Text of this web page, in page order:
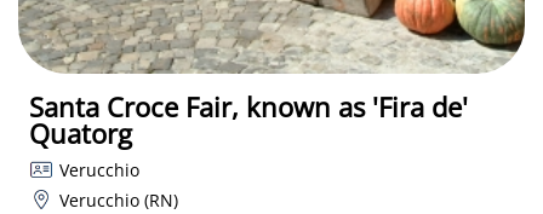
Santa Croce Fair, known as 'Fira de'
Quatorg
Verucchio
Verucchio (RN)